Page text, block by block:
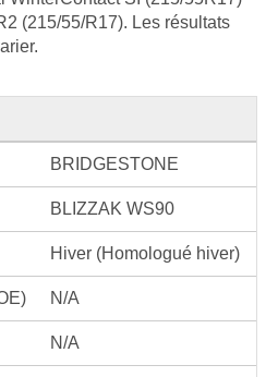
(215/55/R17). Les résultats
BRIDGESTONE
BLIZZAK WS90
Hiver (Homologué hiver)
N/A
N/A